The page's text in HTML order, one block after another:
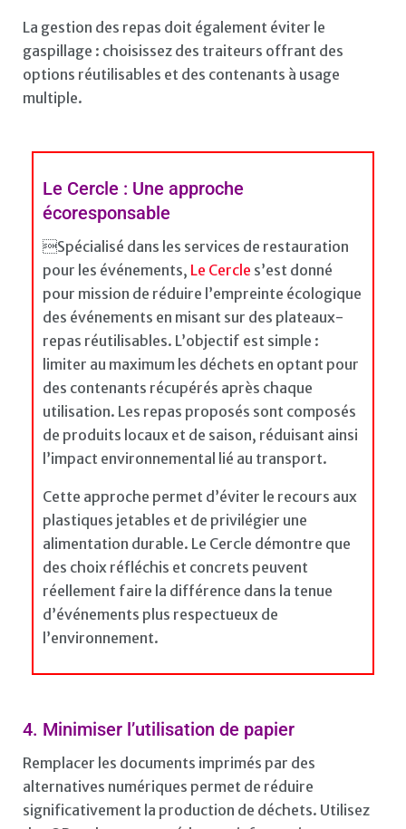
La gestion des repas doit également éviter le
gaspillage : choisissez des traiteurs offrant des
options réutilisables et des contenants à usage
multiple.
Le Cercle : Une approche
écoresponsable
Spécialisé dans les services de restauration
pour les événements, Le Cercle s’est donné
pour mission de réduire l’empreinte écologique
des événements en misant sur des plateaux-
repas réutilisables. L’objectif est simple :
limiter au maximum les déchets en optant pour
des contenants récupérés après chaque
utilisation. Les repas proposés sont composés
de produits locaux et de saison, réduisant ainsi
l’impact environnemental lié au transport.
Cette approche permet d’éviter le recours aux
plastiques jetables et de privilégier une
alimentation durable. Le Cercle démontre que
des choix réfléchis et concrets peuvent
réellement faire la différence dans la tenue
d’événements plus respectueux de
l’environnement.
4. Minimiser l’utilisation de papier
Remplacer les documents imprimés par des
alternatives numériques permet de réduire
significativement la production de déchets. Utilisez